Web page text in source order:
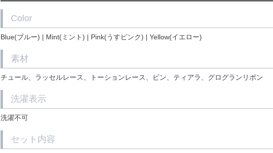
Color
Blue(ブルー) | Mint(ミント) | Pink(うすピンク) | Yellow(イエロー)
素材
チュール、ラッセルレース、トーションレース、ピン、ティアラ、グログランリボン
洗濯表示
洗濯不可
セット内容